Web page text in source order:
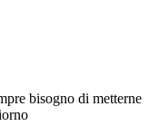
bisogno di metterne